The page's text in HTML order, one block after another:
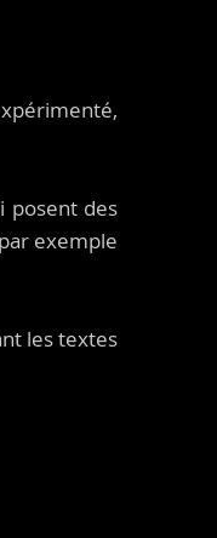
posent des
exemple
les textes